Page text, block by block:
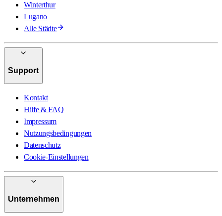
Winterthur
Lugano
Alle Städte
Support
Kontakt
Hilfe & FAQ
Impressum
Nutzungsbedingungen
Datenschutz
Cookie-Einstellungen
Unternehmen